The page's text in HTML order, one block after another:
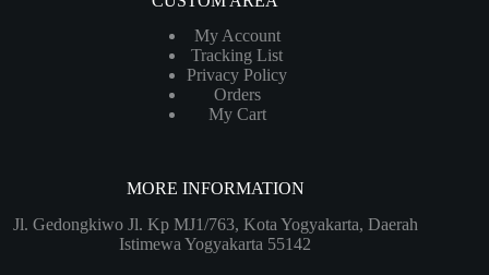
My Account
Tracking List
Privacy Policy
Orders
My Cart
MORE INFORMATION
Jl. Gedongkiwo Jl. Kp MJ1/763, Kota Yogyakarta, Daerah
Istimewa Yogyakarta 55142